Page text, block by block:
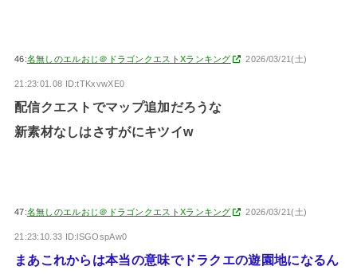
46:名無しのエルおじ＠ドラゴンクエストXランキング 2026/03/21(土)
21:23:01.08 ID:tTKxvwXE0
配信クエストでマップ追加だろうな
新素材なしはさすがにキツイw
47:名無しのエルおじ＠ドラゴンクエストXランキング 2026/03/21(土)
21:23:10.33 ID:lSGOspAw0
まあこれからは本当の意味でドラクエの遊園地になるん